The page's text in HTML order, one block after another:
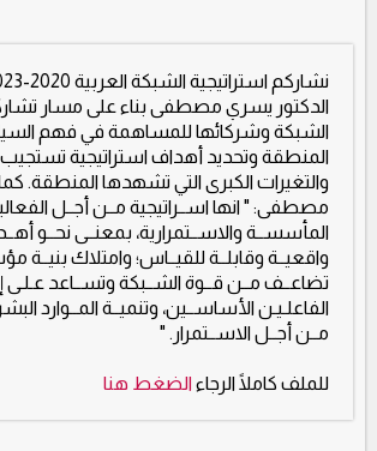
الدكتور يسري مصطفى بناء على مسار
الشبكة وشركائها للمساهمة في فهم
المنطقة وتحديد أهداف استراتيجية تستجيب
والتغيرات الكبرى التي تشهدها المنطقة.
مصطفى: " انها اســراتيجية مــن أجــل
المأسســة والاســتمرارية، بمعنــى نحــو
واقعيــة وقابلــة للقيــاس؛ وامتلاك بنيــة
تضاعــف مــن قــوة الشــبكة وتســاعد عـلـى
الفاعلـيـن الأساســين، وتنميــة المــوارد
مــن أجــل الاســتمرار. "
للملف كاملًا الرجاء الضغط هنا